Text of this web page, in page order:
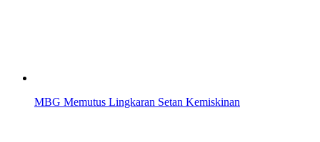
MBG Memutus Lingkaran Setan Kemiskinan